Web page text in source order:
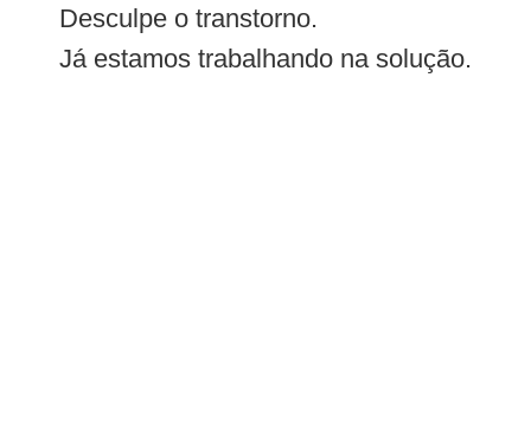
Desculpe o transtorno.
Já estamos trabalhando na solução.